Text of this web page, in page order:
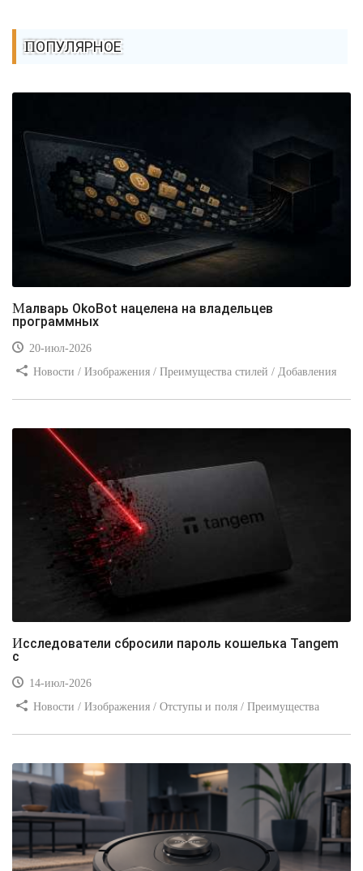
ПОПУЛЯРНОЕ
Малварь OkoBot нацелена на владельцев
программных
20-июл-2026
Новости / Изображения / Преимущества стилей / Добавления
Исследователи сбросили пароль кошелька Tangem
с
14-июл-2026
Новости / Изображения / Отступы и поля / Преимущества